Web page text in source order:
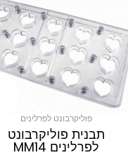
פוליקרבונט לפרלינים
תבנית פוליקרבונט
לפרלינים MM14